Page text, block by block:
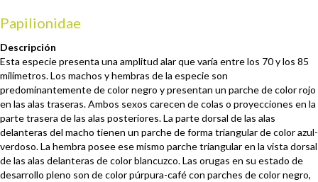
Papilionidae
Descripción
Esta especie presenta una amplitud alar que varía entre los 70 y los 85
milímetros. Los machos y hembras de la especie son
predominantemente de color negro y presentan un parche de color rojo
en las alas traseras. Ambos sexos carecen de colas o proyecciones en la
parte trasera de las alas posteriores. La parte dorsal de las alas
delanteras del macho tienen un parche de forma triangular de color azul-
verdoso. La hembra posee ese mismo parche triangular en la vista dorsal
de las alas delanteras de color blancuzco. Las orugas en su estado de
desarrollo pleno son de color púrpura-café con parches de color negro,